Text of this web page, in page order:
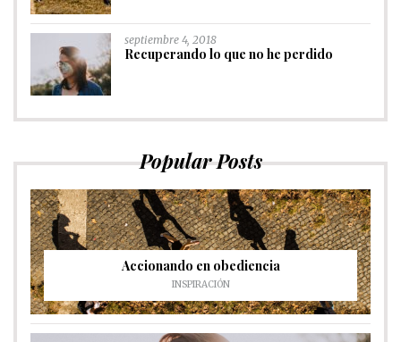
septiembre 4, 2018
Recuperando lo que no he perdido
Popular Posts
Accionando en obediencia
INSPIRACIÓN